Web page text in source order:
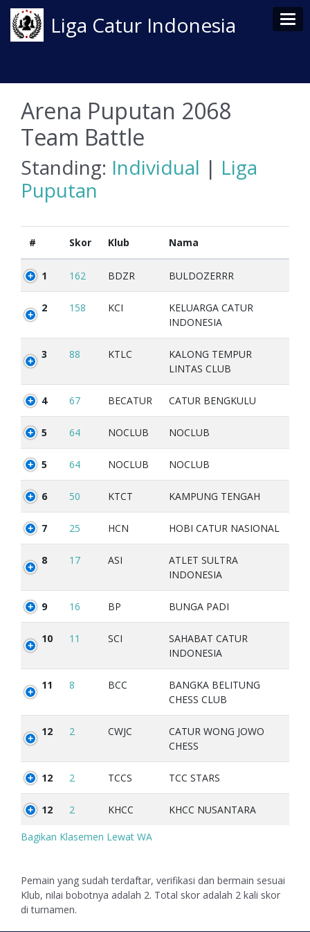
Liga Catur Indonesia
Arena Puputan 2068
Team Battle
Standing: Individual | Liga
Puputan
# Skor Klub Nama
1 162 BDZR BULDOZERRR
2 158 KCI
KELUARGA CATUR
INDONESIA
3 88 KTLC
KALONG TEMPUR
LINTAS CLUB
4 67 BECATUR CATUR BENGKULU
5 64 NOCLUB NOCLUB
5 64 NOCLUB NOCLUB
6 50 KTCT KAMPUNG TENGAH
7 25 HCN HOBI CATUR NASIONAL
8 17 ASI
ATLET SULTRA
INDONESIA
9 16 BP BUNGA PADI
10 11 SCI
SAHABAT CATUR
INDONESIA
11 8 BCC
BANGKA BELITUNG
CHESS CLUB
12 2 CWJC
CATUR WONG JOWO
CHESS
12 2 TCCS TCC STARS
12 2 KHCC KHCC NUSANTARA
Bagikan Klasemen Lewat WA
Pemain yang sudah terdaftar, verifikasi dan bermain sesuai
Klub, nilai bobotnya adalah 2. Total skor adalah 2 kali skor
di turnamen.